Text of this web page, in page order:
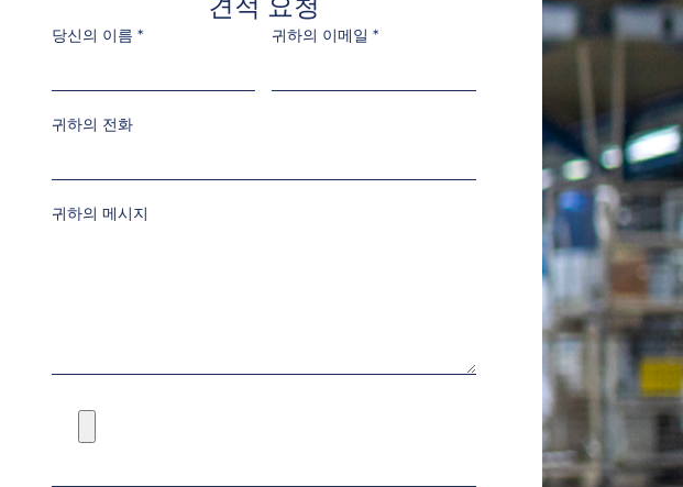
견적 요청
당신의 이름 * 귀하의 이메일 *
귀하의 전화
귀하의 메시지